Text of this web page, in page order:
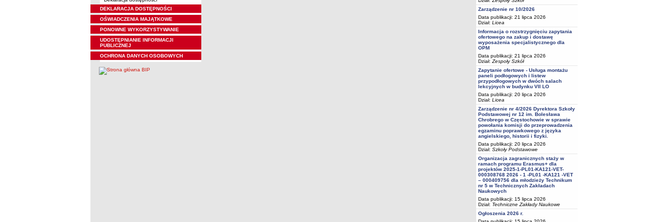
DEKLARACJA DOSTĘPNOŚCI
OŚWIADCZENIA MAJĄTKOWE
PONOWNE WYKORZYSTYWANIE
UDOSTĘPNIANIE INFORMACJI
PUBLICZNEJ
OCHRONA DANYCH OSOBOWYCH
Zarządzenie nr 10/2026
Data publikacji: 21 lipca 2026
Dział: Licea
Informacja o rozstrzygnięciu zapytania
ofertowego na zakup i dostawę
wyposażenia specjalistycznego dla
OPM
Data publikacji: 21 lipca 2026
Dział: Zespoły Szkół
Zapytanie ofertowe - Usługa montażu
paneli podłogowych i listew
przypodłogowych w dwóch salach
lekcyjnych w budynku VII LO
Data publikacji: 20 lipca 2026
Dział: Licea
Zarządzenie nr 4/2026 Dyrektora Szkoły
Podstawowej nr 12 im. Bolesława
Chrobrego w Częstochowie w sprawie
powołania komisji do przeprowadzenia
egzaminu poprawkowego z języka
angielskiego, historii i fizyki.
Data publikacji: 20 lipca 2026
Dział: Szkoły Podstawowe
Organizacja zagranicznych staży w
ramach programu Erasmus+ dla
projektów 2025-1-PL01-KA121-VET-
000308768 2026 - 1 -PL01 -KA121 -VET
– 000409756 dla młodzieży Technikum
nr 5 w Technicznych Zakładach
Naukowych
Data publikacji: 15 lipca 2026
Dział: Techniczne Zakłady Naukowe
Ogłoszenia 2026 r.